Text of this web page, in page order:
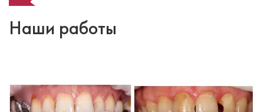
Наши работы